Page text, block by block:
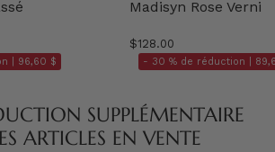
| 96,60 $
Madisyn Rose Verni
$128.00
- 30 % de réduction |
SUPPLÉMENTAIRE
ARTICLES EN VENTE